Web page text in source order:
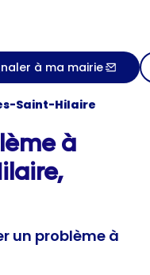
à ma mairie
Saint-Hilaire
à
un problème à